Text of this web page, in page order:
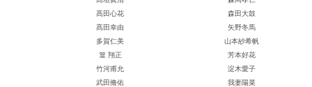
髙田心花
森田大鼓
髙田幸由
矢野冬馬
多賀仁美
山本紗希帆
篁 翔正
芳本好花
竹河甫允
淀木愛子
武田脩佑
我妻陽菜